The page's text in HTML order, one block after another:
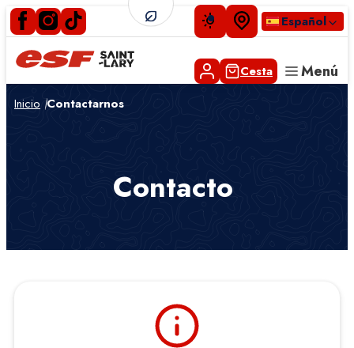
Español
Pequeños
Clases privadas
Cesta Menú
Inicio Contactarnos
Contacto